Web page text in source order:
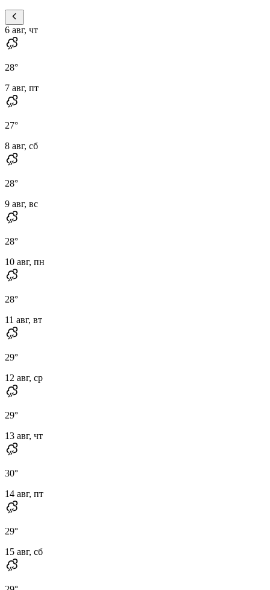
6 авг, чт
28°
7 авг, пт
27°
8 авг, сб
28°
9 авг, вс
28°
10 авг, пн
28°
11 авг, вт
29°
12 авг, ср
29°
13 авг, чт
30°
14 авг, пт
29°
15 авг, сб